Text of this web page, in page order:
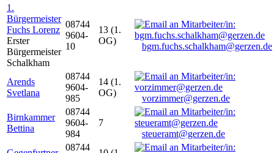
1.
Bürgermeister
Fuchs Lorenz
Erster
Bürgermeister
Schalkham
08744
9604-
10
13 (1.
OG)
bgm.fuchs.schalkham@gerzen.de
Arends
Svetlana
08744
9604-
985
14 (1.
OG)
vorzimmer@gerzen.de
Birnkammer
Bettina
08744
9604-
984
7
steueramt@gerzen.de
08744